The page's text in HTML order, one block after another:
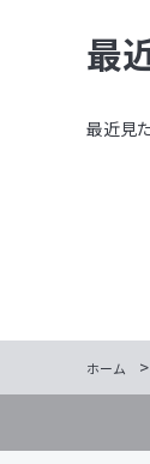
最
最近見
ホーム >